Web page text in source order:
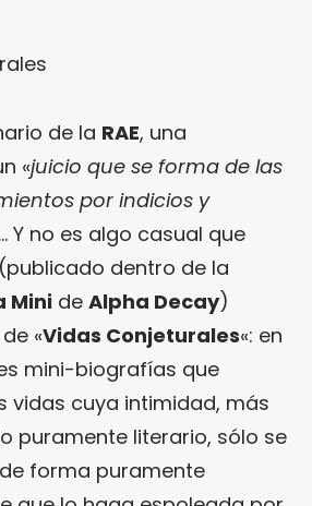
de la RAE, una
«juicio que se forma de las
por indicios y
Y no es algo casual que
dentro de la
Mini de Alpha Decay)
«Vidas Conjeturales«: en
mini-biografías que
vidas cuya intimidad, más
puramente literario, sólo se
forma puramente